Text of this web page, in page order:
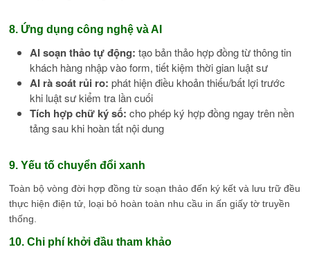
8. Ứng dụng công nghệ và AI
AI soạn thảo tự động: tạo bản thảo hợp đồng từ thông tin
khách hàng nhập vào form, tiết kiệm thời gian luật sư
AI rà soát rủi ro: phát hiện điều khoản thiếu/bất lợi trước
khi luật sư kiểm tra lần cuối
Tích hợp chữ ký số: cho phép ký hợp đồng ngay trên nền
tảng sau khi hoàn tất nội dung
9. Yếu tố chuyển đổi xanh
Toàn bộ vòng đời hợp đồng từ soạn thảo đến ký kết và lưu trữ đều
thực hiện điện tử, loại bỏ hoàn toàn nhu cầu in ấn giấy tờ truyền
thống.
10. Chi phí khởi đầu tham khảo